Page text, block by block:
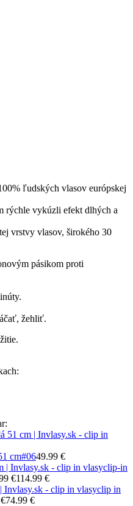
ľudských vlasov európskej
rýchle vykúzli efekt dlhých a
vrstvy vlasov, širokého 30
pásikom proti
žehliť.
cm#0649.99 €
clip-in
€114.99 €
clip in
74.99 €